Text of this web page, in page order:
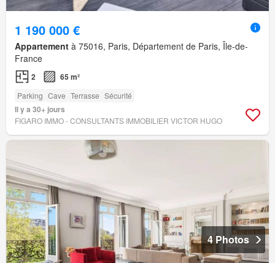
1 190 000 €
Appartement à 75016, Paris, Département de Paris, Île-de-
France
2 65 m²
Parking Cave Terrasse Sécurité
Il y a 30+ jours
FIGARO IMMO - CONSULTANTS IMMOBILIER VICTOR HUGO
4 Photos